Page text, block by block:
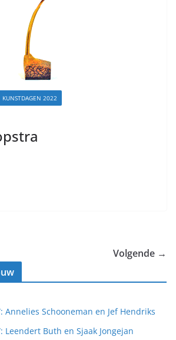
KUNSTDAGEN 2022
Volgende →
Annelies Schooneman en Jef Hendriks
Leendert Buth en Sjaak Jongejan